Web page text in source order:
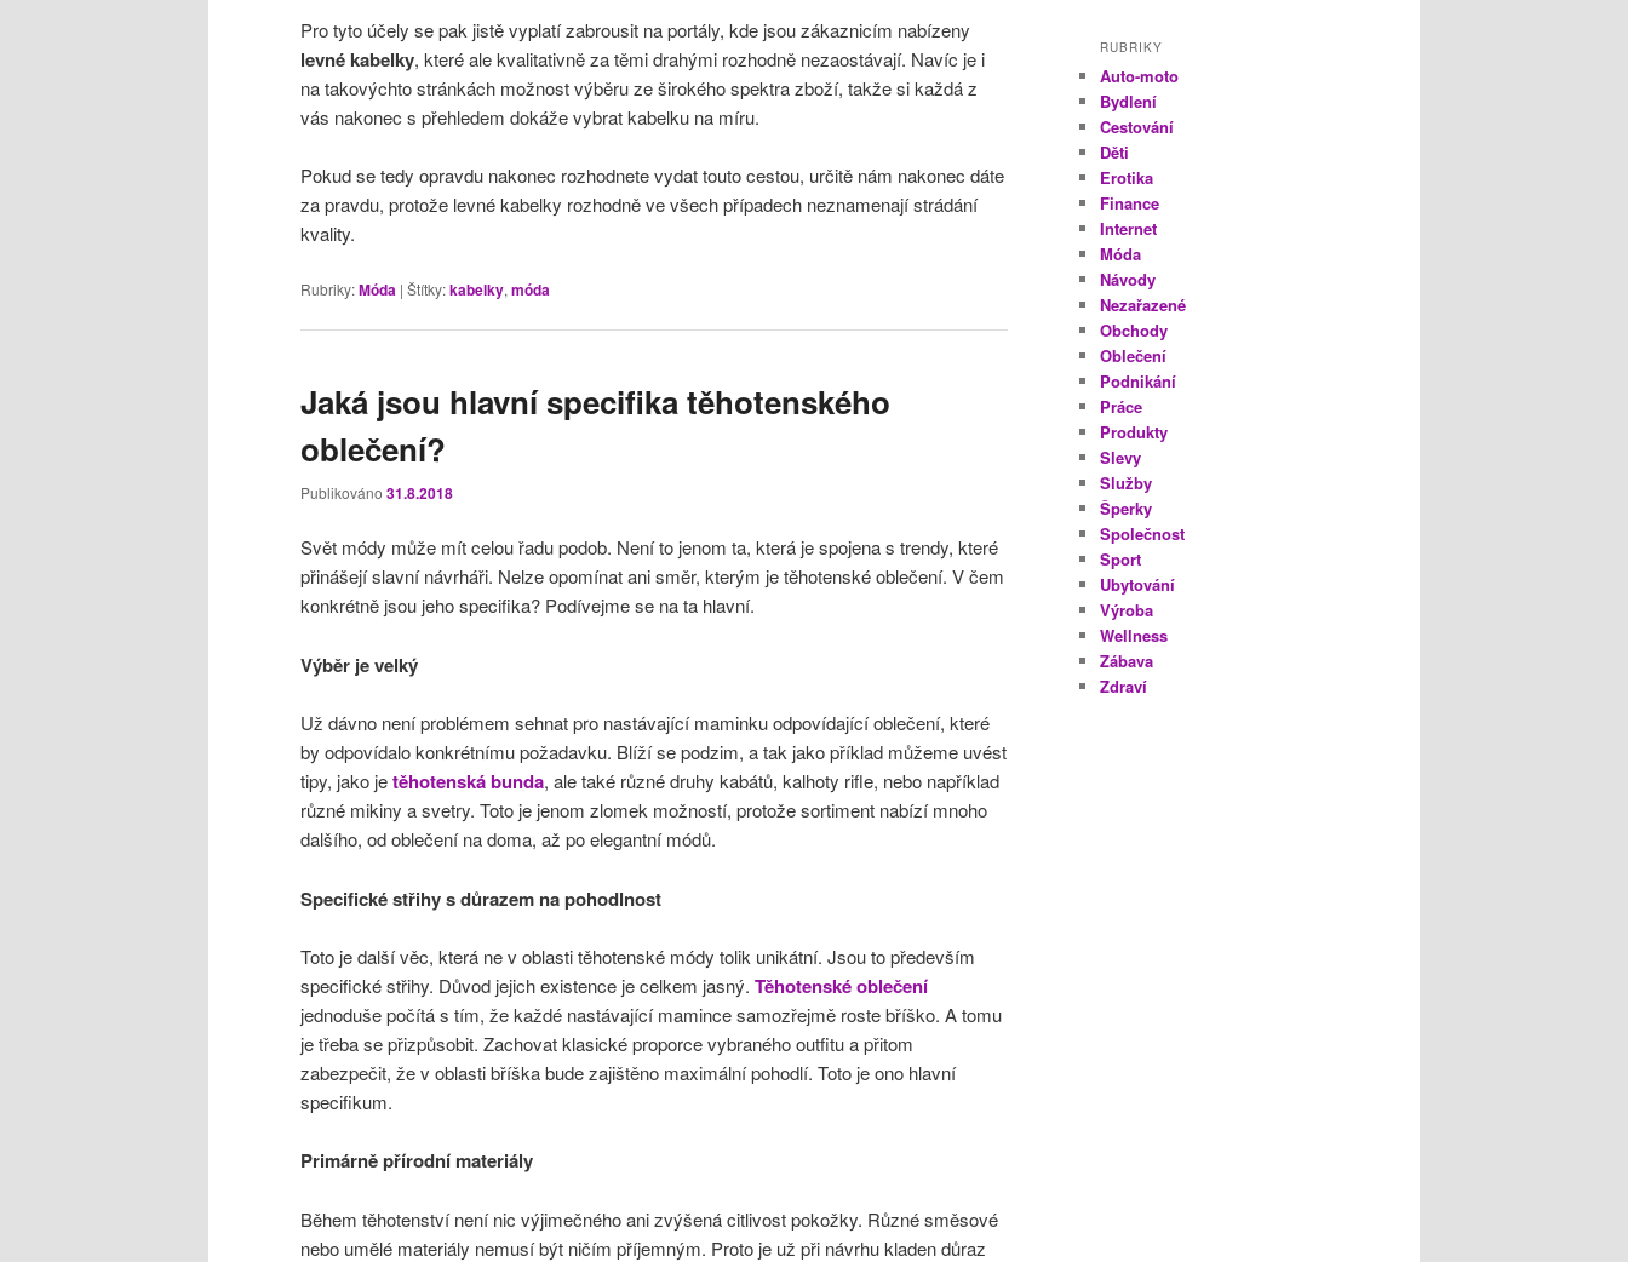
Pro tyto účely se pak jistě vyplatí zabrousit na portály, kde jsou zákaznicím nabízeny
levné kabelky, které ale kvalitativně za těmi drahými rozhodně nezaostávají. Navíc je i
na takovýchto stránkách možnost výběru ze širokého spektra zboží, takže si každá z
vás nakonec s přehledem dokáže vybrat kabelku na míru.
Pokud se tedy opravdu nakonec rozhodnete vydat touto cestou, určitě nám nakonec dáte
za pravdu, protože levné kabelky rozhodně ve všech případech neznamenají strádání
kvality.
Rubriky:Móda | Štítky:kabelky, móda
Jaká jsou hlavní specifika těhotenského
oblečení?
Publikováno 31.8.2018
Svět módy může mít celou řadu podob. Není to jenom ta, která je spojena s trendy, které
přinášejí slavní návrháři. Nelze opomínat ani směr, kterým je těhotenské oblečení. V čem
konkrétně jsou jeho specifika? Podívejme se na ta hlavní.
Výběr je velký
Už dávno není problémem sehnat pro nastávající maminku odpovídající oblečení, které
by odpovídalo konkrétnímu požadavku. Blíží se podzim, a tak jako příklad můžeme uvést
tipy, jako jetěhotenská bunda, ale také různé druhy kabátů, kalhoty rifle, nebo například
různé mikiny a svetry. Toto je jenom zlomek možností, protože sortiment nabízí mnoho
dalšího, od oblečení na doma, až po elegantní módů.
Specifické střihy s důrazem na pohodlnost
Toto je další věc, která ne v oblasti těhotenské módy tolik unikátní. Jsou to především
specifické střihy. Důvod jejich existence je celkem jasný. Těhotenské oblečení
jednoduše počítá s tím, že každé nastávající mamince samozřejmě roste bříško. A tomu
je třeba se přizpůsobit. Zachovat klasické proporce vybraného outfitu a přitom
zabezpečit, že v oblasti bříška bude zajištěno maximální pohodlí. Toto je ono hlavní
specifikum.
Primárně přírodní materiály
Během těhotenství není nic výjimečného ani zvýšená citlivost pokožky. Různé směsové
nebo umělé materiály nemusí být ničím příjemným. Proto je už při návrhu kladen důraz
RUBRIKY
Auto-moto
Bydlení
Cestování
Děti
Erotika
Finance
Internet
Móda
Návody
Nezařazené
Obchody
Oblečení
Podnikání
Práce
Produkty
Slevy
Služby
Šperky
Společnost
Sport
Ubytování
Výroba
Wellness
Zábava
Zdraví